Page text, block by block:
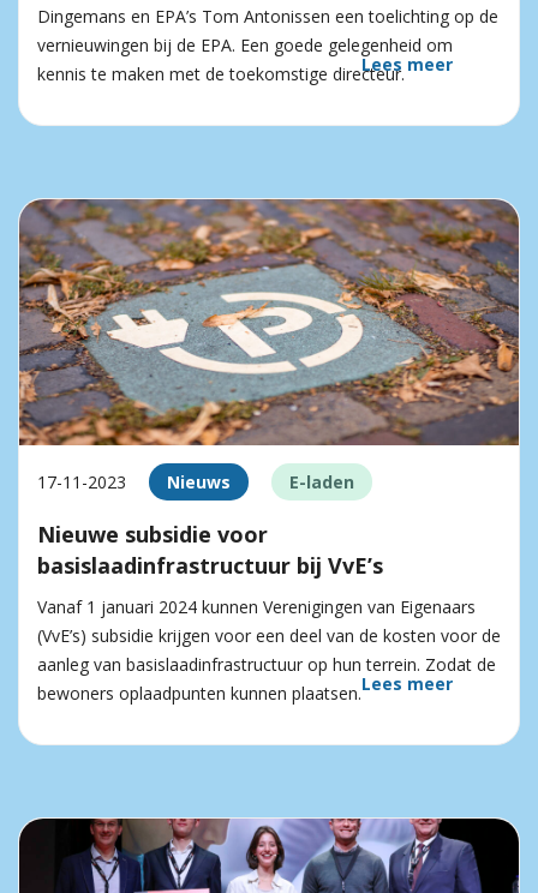
Dingemans en EPA’s Tom Antonissen een toelichting op de
vernieuwingen bij de EPA. Een goede gelegenheid om
kennis te maken met de toekomstige directeur.Lees meer
17-11-2023 Nieuws E-laden
Nieuwe subsidie voor
basislaadinfrastructuur bij VvE’s
Vanaf 1 januari 2024 kunnen Verenigingen van Eigenaars
(VvE’s) subsidie krijgen voor een deel van de kosten voor de
aanleg van basislaadinfrastructuur op hun terrein. Zodat de
bewoners oplaadpunten kunnen plaatsen.Lees meer